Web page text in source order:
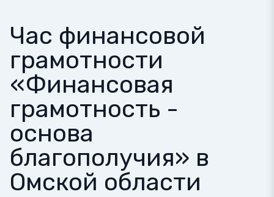
Час финансовой
грамотности
«Финансовая
грамотность -
основа
благополучия» в
Омской области